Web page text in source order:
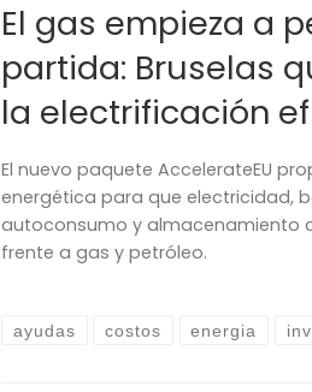
El gas empieza a
partida: Bruselas
la electrificación
El nuevo paquete AccelerateEU
energética para que electricidad,
autoconsumo y almacenamiento
frente a gas y petróleo.
ayudas costos energia